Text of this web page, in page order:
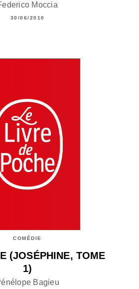
Moccia
30/06/2010
COMÉDIE
(JOSÉPHINE, TOME
1)
Bagieu